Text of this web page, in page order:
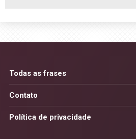
Todas as frases
Contato
Política de privacidade